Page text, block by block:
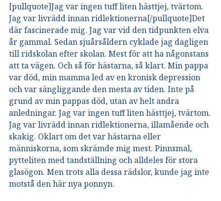
[pullquote]Jag var ingen tuff liten hästtjej, tvärtom.
Jag var livrädd innan ridlektionerna[/pullquote]Det
där fascinerade mig. Jag var vid den tidpunkten elva
år gammal. Sedan sjuårsåldern cyklade jag dagligen
till ridskolan efter skolan. Mest för att ha någonstans
att ta vägen. Och så för hästarna, så klart. Min pappa
var död, min mamma led av en kronisk depression
och var sängliggande den mesta av tiden. Inte på
grund av min pappas död, utan av helt andra
anledningar. Jag var ingen tuff liten hästtjej, tvärtom.
Jag var livrädd innan ridlektionerna, illamående och
skakig. Oklart om det var hästarna eller
människorna, som skrämde mig mest. Pinnsmal,
pytteliten med tandställning och alldeles för stora
glasögon. Men trots alla dessa rädslor, kunde jag inte
motstå den här nya ponnyn.